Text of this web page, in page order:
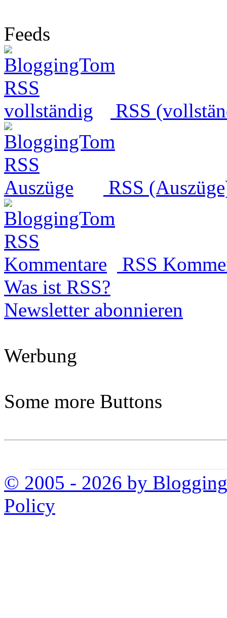
Feeds
RSS
RSS
RSS
Was ist RSS?
Newsletter abonnieren
Werbung
Some more Buttons
© 2005 - 2026 by
Policy